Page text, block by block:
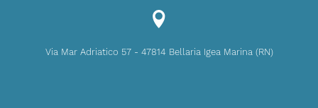
Via Mar Adriatico 57 - 47814 Bellaria Igea Marina (RN)